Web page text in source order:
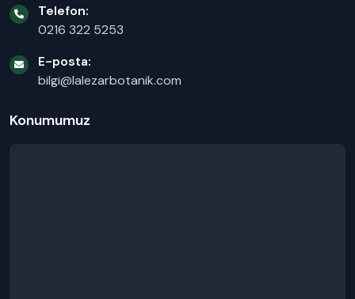
Telefon:
0216 322 5253
E-posta:
bilgi@lalezarbotanik.com
Konumumuz